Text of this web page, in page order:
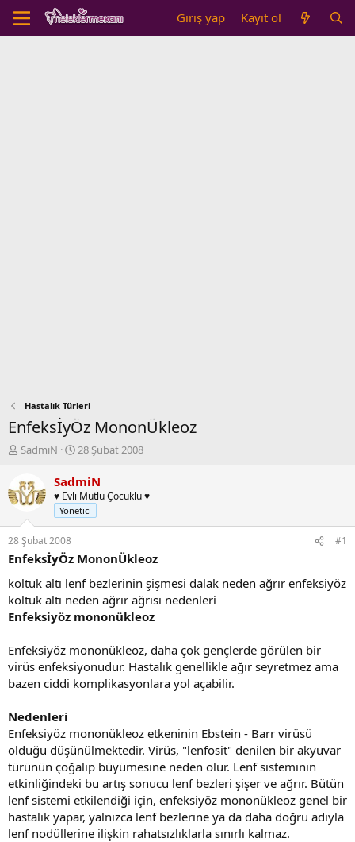
Giriş yap Kayıt ol
Hastalık Türleri
EnfeksİyÖz MononÜkleoz
K
n
b
u
y
u
b
a
ş
l
a
t
n
SadmiN
B
ş
a
n
ı
ç
a
r
i
i
28 Şubat 2008
SadmiN
♥ Evli Mutlu Çocuklu ♥
Yönetici
28 Şubat 2008 #1
EnfeksİyÖz MononÜkleoz
koltuk altı lenf bezlerinin şişmesi dalak neden ağrır enfeksiyöz
koltuk altı neden ağrır ağrısı nedenleri
Enfeksiyöz mononükleoz
Enfeksiyöz mononükleoz, daha çok gençlerde görülen bir
virüs enfeksiyonudur. Hastalık genellikle ağır seyretmez ama
bazen ciddi komplikasyonlara yol açabilir.
Nedenleri
Enfeksiyöz mononükleoz etkeninin Ebstein - Barr virüsü
olduğu düşünülmektedir. Virüs, "lenfosit" denilen bir akyuvar
türünün çoğalıp büyümesine neden olur. Lenf sisteminin
etkinliğindeki bu artış sonucu lenf bezleri şişer ve ağrır. Bütün
lenf sistemi etkilendiği için, enfeksiyöz mononükleoz genel bir
hastalık yapar, yalnızca lenf bezlerine ya da daha doğru adıyla
lenf nodüllerine ilişkin rahatsızlıklarla sınırlı kalmaz.